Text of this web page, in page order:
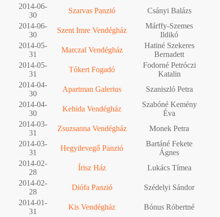
2014-06-
30
Szarvas Panzió
Csányi Balázs
2014-06-
30
Szent Imre Vendégház
Márffy-Szemes
Ildikó
2014-05-
31
Marczal Vendégház
Hatiné Szekeres
Bernadett
2014-05-
31
Tókert Fogadó
Fodorné Petróczi
Katalin
2014-04-
30
Apartman Galerius
Szaniszló Petra
2014-04-
30
Kehida Vendégház
Szabóné Kemény
Éva
2014-03-
31
Zsuzsanna Vendégház
Monek Petra
2014-03-
31
Hegyilevegő Panzió
Bartáné Fekete
Ágnes
2014-02-
28
Írisz Ház
Lukács Tímea
2014-02-
28
Diófa Panzió
Szédelyi Sándor
2014-01-
31
Kis Vendégház
Bónus Róbertné